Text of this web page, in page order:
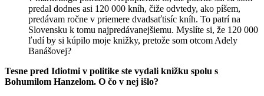
predal dodnes asi 120 000 kníh, čiže odvtedy, ako píšem,
predávam ročne v priemere dvadsaťtisíc kníh. To patrí na
Slovensku k tomu najpredávanejšiemu. Myslíte si, že 120 000
ľudí by si kúpilo moje knižky, pretože som otcom Adely
Banášovej?
Tesne pred Idiotmi v politike ste vydali knižku spolu s
Bohumilom Hanzelom. O čo v nej išlo?